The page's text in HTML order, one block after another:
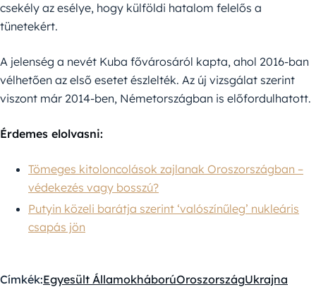
csekély az esélye, hogy külföldi hatalom felelős a
tünetekért.
A jelenség a nevét Kuba fővárosáról kapta, ahol 2016-ban
vélhetően az első esetet észlelték. Az új vizsgálat szerint
viszont már 2014-ben, Németországban is előfordulhatott.
Érdemes elolvasni:
Tömeges kitoloncolások zajlanak Oroszországban –
védekezés vagy bosszú?
Putyin közeli barátja szerint ‘valószínűleg’ nukleáris
csapás jön
Címkék:Egyesült ÁllamokháborúOroszországUkrajna